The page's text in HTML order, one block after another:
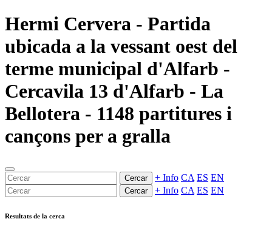
Hermi Cervera - Partida
ubicada a la vessant oest del
terme municipal d'Alfarb -
Cercavila 13 d'Alfarb - La
Bellotera - 1148 partitures i
cançons per a gralla
Cercar + Info CA ES EN
Cercar + Info CA ES EN
Resultats de la cerca